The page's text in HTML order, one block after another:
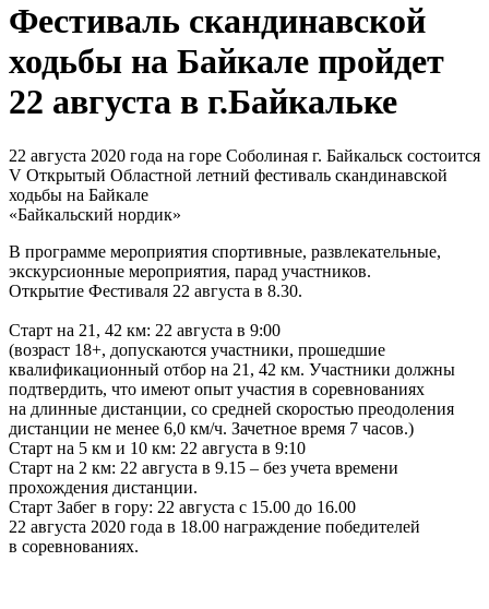
Фестиваль скандинавской
ходьбы на Байкале пройдет
22 августа в г.Байкальке
22 августа 2020 года на горе Соболиная г. Байкальск состоится
V Открытый Областной летний фестиваль скандинавской
ходьбы на Байкале
«Байкальский нордик»
В программе мероприятия спортивные, развлекательные,
экскурсионные мероприятия, парад участников.
Открытие Фестиваля 22 августа в 8.30.
Старт на 21, 42 км: 22 августа в 9:00
(возраст 18+, допускаются участники, прошедшие
квалификационный отбор на 21, 42 км. Участники должны
подтвердить, что имеют опыт участия в соревнованиях
на длинные дистанции, со средней скоростью преодоления
дистанции не менее 6,0 км/ч. Зачетное время 7 часов.)
Старт на 5 км и 10 км: 22 августа в 9:10
Старт на 2 км: 22 августа в 9.15 – без учета времени
прохождения дистанции.
Старт Забег в гору: 22 августа с 15.00 до 16.00
22 августа 2020 года в 18.00 награждение победителей
в соревнованиях.